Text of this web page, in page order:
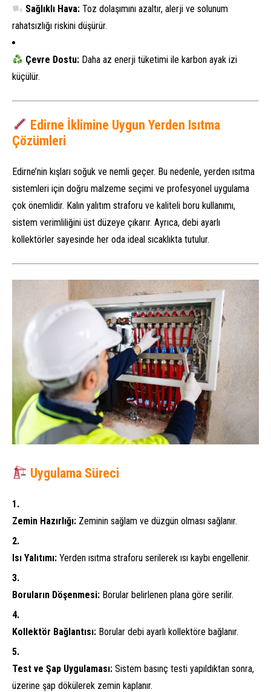
Sağlıklı Hava: Toz dolaşımını azaltır, alerji ve solunum
rahatsızlığı riskini düşürür.
Çevre Dostu: Daha az enerji tüketimi ile karbon ayak izi
küçülür.
Edirne İklimine Uygun Yerden Isıtma
Çözümleri
Edirne’nin kışları soğuk ve nemli geçer. Bu nedenle, yerden ısıtma
sistemleri için doğru malzeme seçimi ve profesyonel uygulama
çok önemlidir. Kalın yalıtım straforu ve kaliteli boru kullanımı,
sistem verimliliğini üst düzeye çıkarır. Ayrıca, debi ayarlı
kollektörler sayesinde her oda ideal sıcaklıkta tutulur.
Uygulama Süreci
Zemin Hazırlığı: Zeminin sağlam ve düzgün olması sağlanır.
Isı Yalıtımı: Yerden ısıtma straforu serilerek ısı kaybı engellenir.
Boruların Döşenmesi: Borular belirlenen plana göre serilir.
Kollektör Bağlantısı: Borular debi ayarlı kollektöre bağlanır.
Test ve Şap Uygulaması: Sistem basınç testi yapıldıktan sonra,
üzerine şap dökülerek zemin kaplanır.